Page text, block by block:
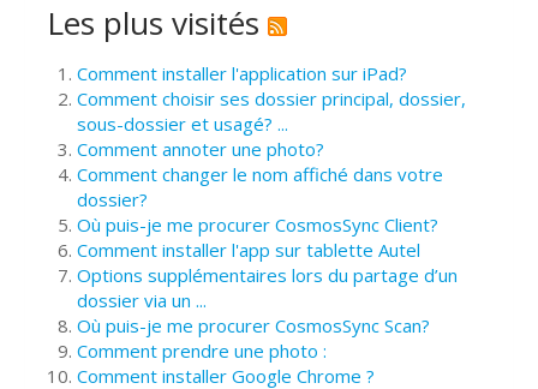
Les plus visités
Comment installer l'application sur iPad?
Comment choisir ses dossier principal, dossier,
sous-dossier et usagé? ...
Comment annoter une photo?
Comment changer le nom affiché dans votre
dossier?
Où puis-je me procurer CosmosSync Client?
Comment installer l'app sur tablette Autel
Options supplémentaires lors du partage d’un
dossier via un ...
Où puis-je me procurer CosmosSync Scan?
Comment prendre une photo :
Comment installer Google Chrome ?